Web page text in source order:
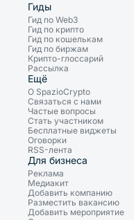
Гиды
Гид по Web3
Гид по крипто
Гид по кошелькам
Гид по биржам
Крипто-глоссарий
Рассылка
Ещё
О SpazioCrypto
Связаться с нами
Частые вопросы
Стать участником
Бесплатные виджеты
Оговорки
RSS-лента
Для бизнеса
Реклама
Медиакит
Добавить компанию
Разместить вакансию
Добавить мероприятие